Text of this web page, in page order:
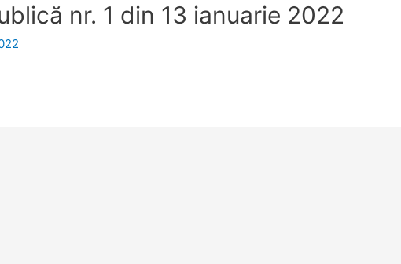
nr. 1 din 13 ianuarie 2022